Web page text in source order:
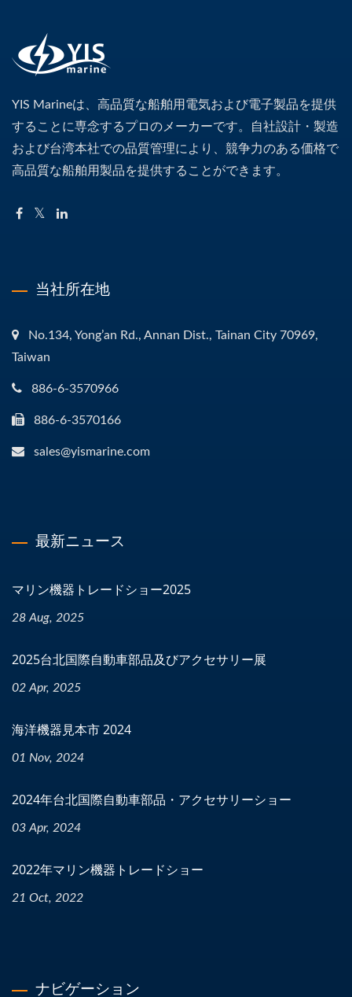
YIS Marineは、高品質な船舶用電気および電子製品を提供
することに専念するプロのメーカーです。自社設計・製造
および台湾本社での品質管理により、競争力のある価格で
高品質な船舶用製品を提供することができます。
当社所在地
No.134, Yong’an Rd., Annan Dist., Tainan City 70969,
Taiwan
886-6-3570966
886-6-3570166
sales@yismarine.com
最新ニュース
マリン機器トレードショー2025
28 Aug, 2025
2025台北国際自動車部品及びアクセサリー展
02 Apr, 2025
海洋機器見本市 2024
01 Nov, 2024
2024年台北国際自動車部品・アクセサリーショー
03 Apr, 2024
2022年マリン機器トレードショー
21 Oct, 2022
ナビゲーション